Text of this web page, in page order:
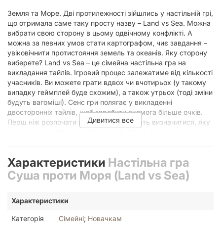
Земля та Море. Дві протилежності зійшлись у настільній грі,
що отримала саме таку просту назву – Land vs Sea. Можна
вибрати свою сторону в цьому одвічному конфлікті. А
можна за певних умов стати картографом, чиє завдання –
увіковічнити протистояння земель та океанів. Яку сторону
виберете? Land vs Sea – це сімейна настільна гра на
викладання тайлів. Ігровий процес залежатиме від кількості
учасників. Ви можете грати вдвох чи вчотирьох (у такому
випадку геймплей буде схожим), а також утрьох (тоді зміни
будуть вагоміші). Сенс гри полягає у викладенні
двосторонніх тайлів, щоб заробити якомога більше очків.
Перш ніж розпочати гру, учасники мають визначитися, яку
кожен гравець отримує по два тайли. Боротьба
починається! Алгоритм дій гравця: Розмістити тайл на
ігровому полі таким чином, щоб завершити ділянку Землі
Картограф може закривати будь-яку ділянку. Якщо
Контролювати темп гри за допомогою спеціальних тайлів –
Дивитися все
Характеристики Настільна гра
Суша проти Моря (Land vs Sea)
Характеристики
Категорія Сімейні; Новачкам